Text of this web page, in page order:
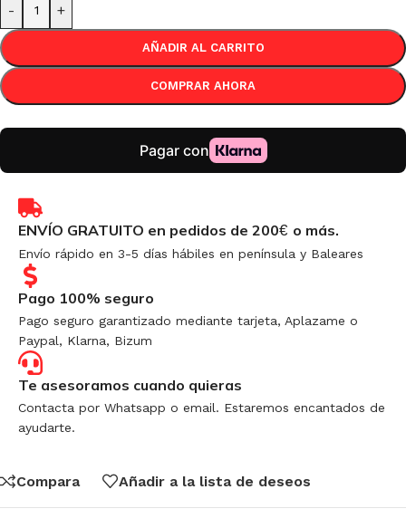
- +
AÑADIR AL CARRITO
COMPRAR AHORA
ENVÍO GRATUITO en pedidos de 200€ o más.
Envío rápido en 3-5 días hábiles en península y Baleares
Pago 100% seguro
Pago seguro garantizado mediante tarjeta, Aplazame o
Paypal, Klarna, Bizum
Te asesoramos cuando quieras
Contacta por Whatsapp o email. Estaremos encantados de
ayudarte.
Compara Añadir a la lista de deseos